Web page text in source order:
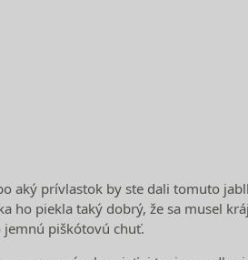
aký prívlastok by ste dali tomuto
ho piekla taký dobrý, že sa musel
jemnú piškótovú chuť.